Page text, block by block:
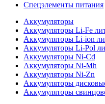
Спецэлементы питания
Аккумуляторы
Аккумуляторы Li-Fe
Аккумуляторы Li-ion
Аккумуляторы Li-Pol
Аккумуляторы Ni-Cd
Аккумуляторы Ni-Mh
Аккумуляторы Ni-Zn
Аккумуляторы
Аккумуляторы